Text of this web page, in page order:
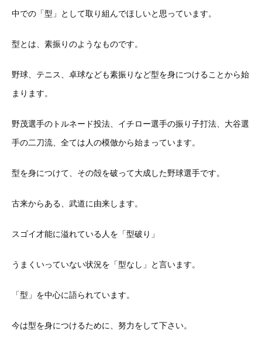
中での「型」として取り組んでほしいと思っています。
型とは、素振りのようなものです。
野球、テニス、卓球なども素振りなど型を身につけることから始
まります。
野茂選手のトルネード投法、イチロー選手の振り子打法、大谷選
手の二刀流、全ては人の模倣から始まっています。
型を身につけて、その殻を破って大成した野球選手です。
古来からある、武道に由来します。
スゴイ才能に溢れている人を「型破り」
うまくいっていない状況を「型なし」と言います。
「型」を中心に語られています。
今は型を身につけるために、努力をして下さい。